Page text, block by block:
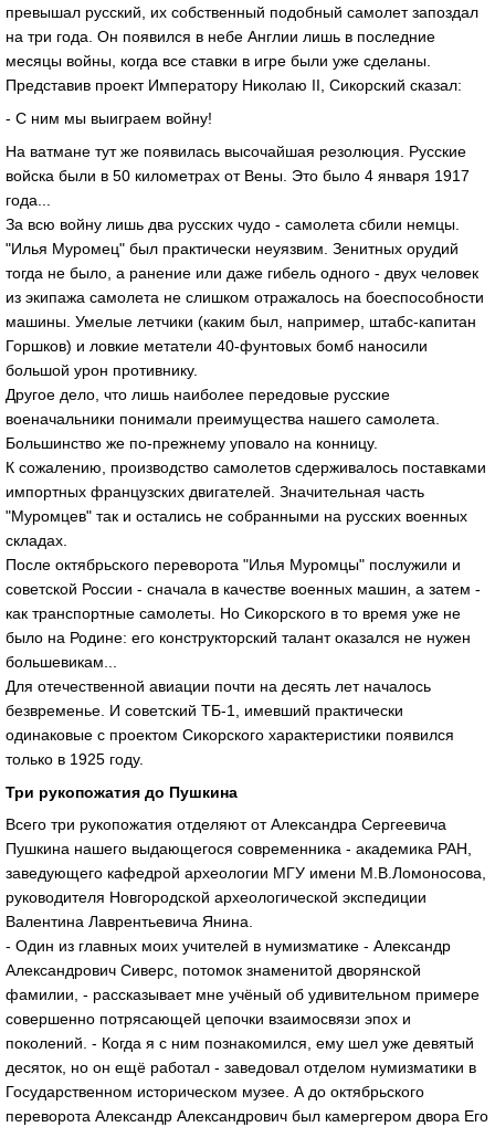
превышал русский, их собственный подобный самолет запоздал
на три года. Он появился в небе Англии лишь в последние
месяцы войны, когда все ставки в игре были уже сделаны.
Представив проект Императору Николаю II, Сикорский сказал:
- С ним мы выиграем войну!
На ватмане тут же появилась высочайшая резолюция. Русские
войска были в 50 километрах от Вены. Это было 4 января 1917
года...
За всю войну лишь два русских чудо - самолета сбили немцы.
"Илья Муромец" был практически неуязвим. Зенитных орудий
тогда не было, а ранение или даже гибель одного - двух человек
из экипажа самолета не слишком отражалось на боеспособности
машины. Умелые летчики (каким был, например, штабс-капитан
Горшков) и ловкие метатели 40-фунтовых бомб наносили
большой урон противнику.
Другое дело, что лишь наиболее передовые русские
военачальники понимали преимущества нашего самолета.
Большинство же по-прежнему уповало на конницу.
К сожалению, производство самолетов сдерживалось поставками
импортных французских двигателей. Значительная часть
"Муромцев" так и остались не собранными на русских военных
складах.
После октябрьского переворота "Илья Муромцы" послужили и
советской России - сначала в качестве военных машин, а затем -
как транспортные самолеты. Но Сикорского в то время уже не
было на Родине: его конструкторский талант оказался не нужен
большевикам...
Для отечественной авиации почти на десять лет началось
безвременье. И советский ТБ-1, имевший практически
одинаковые с проектом Сикорского характеристики появился
только в 1925 году.
Три рукопожатия до Пушкина
Всего три рукопожатия отделяют от Александра Сергеевича
Пушкина нашего выдающегося современника - академика РАН,
заведующего кафедрой археологии МГУ имени М.В.Ломоносова,
руководителя Новгородской археологической экспедиции
Валентина Лаврентьевича Янина.
- Один из главных моих учителей в нумизматике - Александр
Александрович Сиверс, потомок знаменитой дворянской
фамилии, - рассказывает мне учёный об удивительном примере
совершенно потрясающей цепочки взаимосвязи эпох и
поколений. - Когда я с ним познакомился, ему шел уже девятый
десяток, но он ещё работал - заведовал отделом нумизматики в
Государственном историческом музее. А до октябрьского
переворота Александр Александрович был камергером двора Его